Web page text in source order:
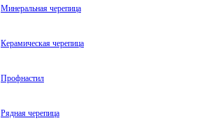
Минеральная черепица
Керамическая черепица
Профнастил
Рядная черепица